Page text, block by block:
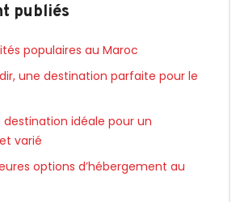
publiés
populaires au Maroc
une destination parfaite pour le
destination idéale pour un
varié
options d’hébergement au